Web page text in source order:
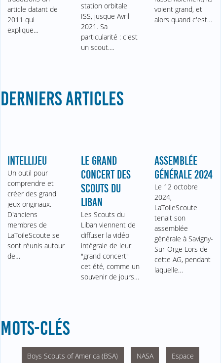
article datant de
2011 qui
explique…
station orbitale
ISS, jusque Avril
2021. Sa
particularité : c'est
un scout.…
voient grand, et
alors quand c'est…
DERNIERS ARTICLES
INTELLIJEU
Un outil pour
comprendre et
créer des grand
jeux originaux.
D'anciens
membres de
LaToileScoute se
sont réunis autour
de…
LE GRAND
CONCERT DES
SCOUTS DU
LIBAN
Les Scouts du
Liban viennent de
diffuser la vidéo
intégrale de leur
"grand concert"
cet été, comme un
souvenir de jours…
ASSEMBLÉE
GÉNÉRALE 2024
Le 12 octobre
2024,
LaToileScoute
tenait son
assemblée
générale à Savigny-
Sur-Orge Lors de
cette AG, pendant
laquelle…
MOTS-CLÉS
Boys Scouts of America (BSA) NASA Espace